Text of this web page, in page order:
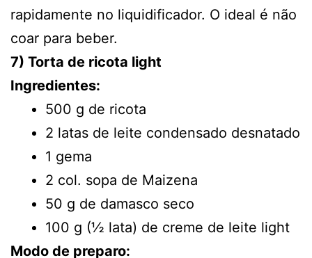
rapidamente no liquidificador. O ideal é não
coar para beber.
7) Torta de ricota light
Ingredientes:
500 g de ricota
2 latas de leite condensado desnatado
1 gema
2 col. sopa de Maizena
50 g de damasco seco
100 g (½ lata) de creme de leite light
Modo de preparo: